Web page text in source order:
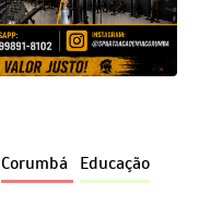
Corumbá Educação